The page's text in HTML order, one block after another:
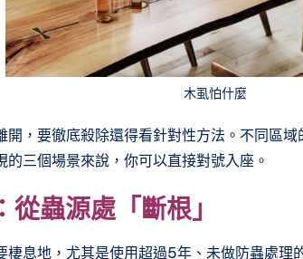
木虱怕什麼
開，要徹底殺除還得看針對性方法。不同區
的三個場景來說，你可以直接對號入座。
從蟲源處「斷根」
棲息地，尤其是使用超過5年、未做防蟲處理